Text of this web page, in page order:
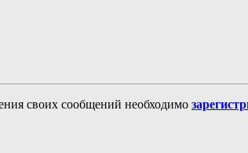
своих сообщений необходимо